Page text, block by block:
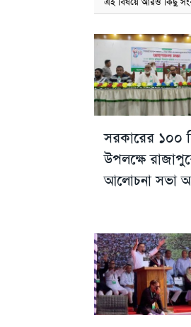
সরকারের ১০০
উপলক্ষে
আলোচনা সভা